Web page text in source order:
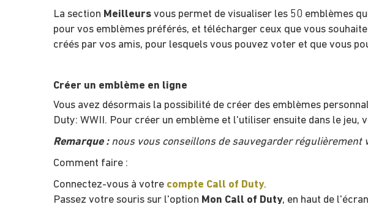
La section Meilleurs vous permet de visualiser les 50 emblèmes
pour vos emblèmes préférés, et télécharger ceux que vous
créés par vos amis, pour lesquels vous pouvez voter et que vous
Créer un emblème en ligne
Vous avez désormais la possibilité de créer des emblèmes
Duty: WWII. Pour créer un emblème et l'utiliser ensuite dans le
Remarque :nous vous conseillons de sauvegarder régulièrement
Comment faire :
Connectez-vous à votre compte Call of Duty.
Passez votre souris sur l'option Mon Call of Duty, en haut de